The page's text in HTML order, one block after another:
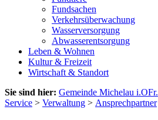
Fundsachen
Verkehrsüberwachung
Wasserversorgung
Abwasserentsorgung
Leben & Wohnen
Kultur & Freizeit
Wirtschaft & Standort
Sie sind hier: Gemeinde Michelau i.OFr.
Service > Verwaltung > Ansprechpartner